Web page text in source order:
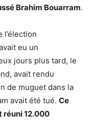
Brahim Bouarram.
l’élection
eu un
jours plus tard, le
avait rendu
de muguet dans la
avait été tué. Ce
réuni 12.000